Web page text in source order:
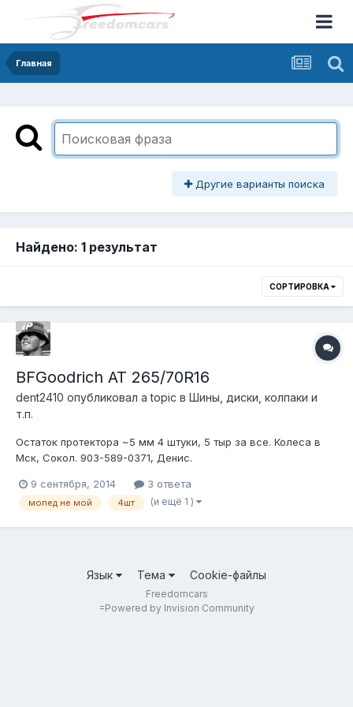
Главная
Другие варианты поиска
Найдено: 1 результат
СОРТИРОВКА
BFGoodrich AT 265/70R16
dent2410 опубликовал a topic в Шины, диски, колпаки и
т.п.
Остаток протектора ~5 мм 4 штуки, 5 тыр за все. Колеса в
Мск, Сокол. 903-589-0371, Денис.
jpg?dl=0
https://www.dropbox.com/s/36vbntwtc3n67gu/20140904_20264
9 сентября, 2014 3 ответа
мопед не мой 4шт (и ещё 1 )
Язык Тема Cookie-файлы
Freedomcars
=Powered by Invision Community